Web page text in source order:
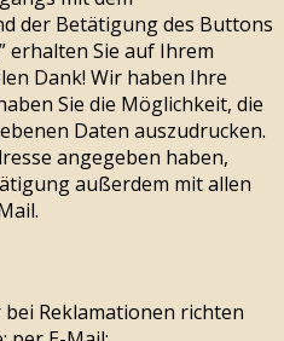
der Betätigung des Buttons
erhalten Sie auf Ihrem
Dank! Wir haben Ihre
Sie die Möglichkeit, die
Daten auszudrucken.
angegeben haben,
außerdem mit allen
Reklamationen richten